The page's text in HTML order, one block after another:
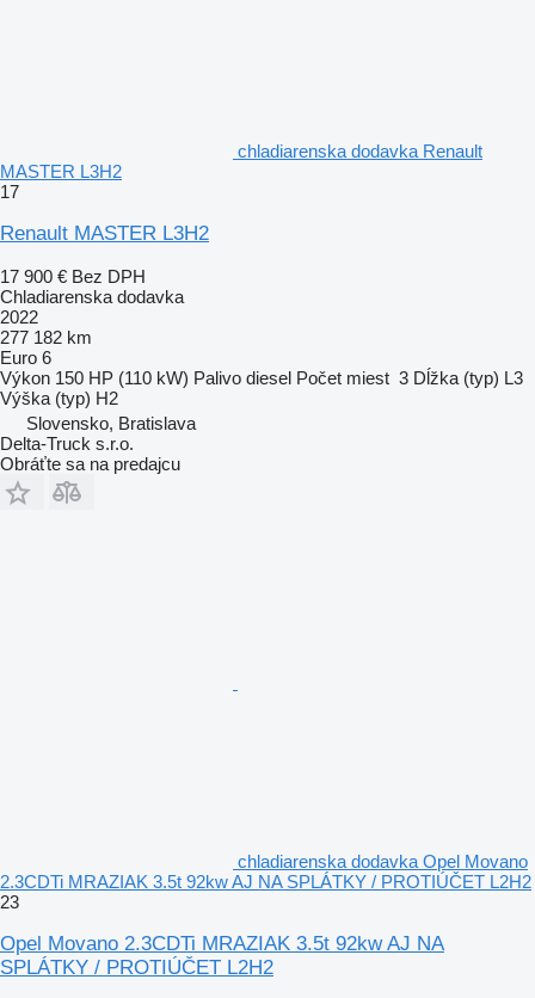
chladiarenska dodavka Renault
MASTER L3H2
17
Renault MASTER L3H2
17 900 € Bez DPH
Chladiarenska dodavka
2022
277 182 km
Euro 6
Výkon 150 HP (110 kW) Palivo diesel Počet miest 3 Dĺžka (typ) L3
Výška (typ) H2
Slovensko, Bratislava
Delta-Truck s.r.o.
Obráťte sa na predajcu
chladiarenska dodavka Opel Movano
2.3CDTi MRAZIAK 3.5t 92kw AJ NA SPLÁTKY / PROTIÚČET L2H2
23
Opel Movano 2.3CDTi MRAZIAK 3.5t 92kw AJ NA
SPLÁTKY / PROTIÚČET L2H2